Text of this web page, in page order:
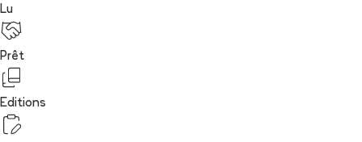
Lu
Prêt
Editions